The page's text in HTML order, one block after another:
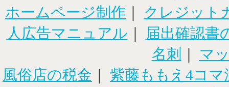
ホームページ制作 ｜ クレジット
人広告マニュアル ｜
届出確認書
名刺
｜ マ
風俗店の税金 ｜ 紫藤ももえ4コマ